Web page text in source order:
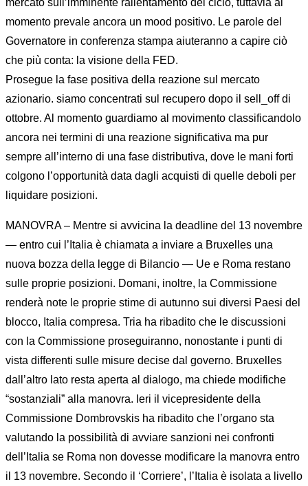
mercato sull’imminente rallentamento del ciclo, tuttavia al
momento prevale ancora un mood positivo. Le parole del
Governatore in conferenza stampa aiuteranno a capire ciò
che più conta: la visione della FED.
Prosegue la fase positiva della reazione sul mercato
azionario. siamo concentrati sul recupero dopo il sell_off di
ottobre. Al momento guardiamo al movimento classificandolo
ancora nei termini di una reazione significativa ma pur
sempre all’interno di una fase distributiva, dove le mani forti
colgono l’opportunità data dagli acquisti di quelle deboli per
liquidare posizioni.
MANOVRA – Mentre si avvicina la deadline del 13 novembre
— entro cui l’Italia è chiamata a inviare a Bruxelles una
nuova bozza della legge di Bilancio — Ue e Roma restano
sulle proprie posizioni. Domani, inoltre, la Commissione
renderà note le proprie stime di autunno sui diversi Paesi del
blocco, Italia compresa. Tria ha ribadito che le discussioni
con la Commissione proseguiranno, nonostante i punti di
vista differenti sulle misure decise dal governo. Bruxelles
dall’altro lato resta aperta al dialogo, ma chiede modifiche
“sostanziali” alla manovra. Ieri il vicepresidente della
Commissione Dombrovskis ha ribadito che l’organo sta
valutando la possibilità di avviare sanzioni nei confronti
dell’Italia se Roma non dovesse modificare la manovra entro
il 13 novembre. Secondo il ‘Corriere’, l’Italia è isolata a livello